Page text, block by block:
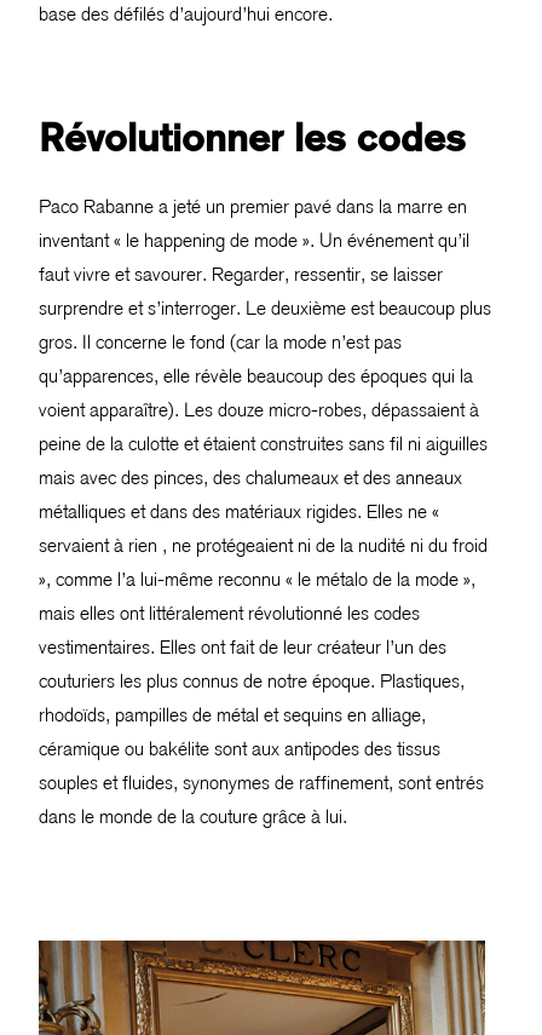
base des défilés d’aujourd’hui encore.
Révolutionner les codes
Paco Rabanne a jeté un premier pavé dans la marre en
inventant « le happening de mode ». Un événement qu’il
faut vivre et savourer. Regarder, ressentir, se laisser
surprendre et s’interroger. Le deuxième est beaucoup plus
gros. Il concerne le fond (car la mode n’est pas
qu’apparences, elle révèle beaucoup des époques qui la
voient apparaître). Les douze micro-robes, dépassaient à
peine de la culotte et étaient construites sans fil ni aiguilles
mais avec des pinces, des chalumeaux et des anneaux
métalliques et dans des matériaux rigides. Elles ne «
servaient à rien , ne protégeaient ni de la nudité ni du froid
», comme l’a lui-même reconnu « le métalo de la mode »,
mais elles ont littéralement révolutionné les codes
vestimentaires. Elles ont fait de leur créateur l’un des
couturiers les plus connus de notre époque. Plastiques,
rhodoïds, pampilles de métal et sequins en alliage,
céramique ou bakélite sont aux antipodes des tissus
souples et fluides, synonymes de raffinement, sont entrés
dans le monde de la couture grâce à lui.